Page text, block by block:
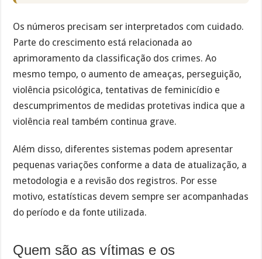
Os números precisam ser interpretados com cuidado.
Parte do crescimento está relacionada ao
aprimoramento da classificação dos crimes. Ao
mesmo tempo, o aumento de ameaças, perseguição,
violência psicológica, tentativas de feminicídio e
descumprimentos de medidas protetivas indica que a
violência real também continua grave.
Além disso, diferentes sistemas podem apresentar
pequenas variações conforme a data de atualização, a
metodologia e a revisão dos registros. Por esse
motivo, estatísticas devem sempre ser acompanhadas
do período e da fonte utilizada.
Quem são as vítimas e os